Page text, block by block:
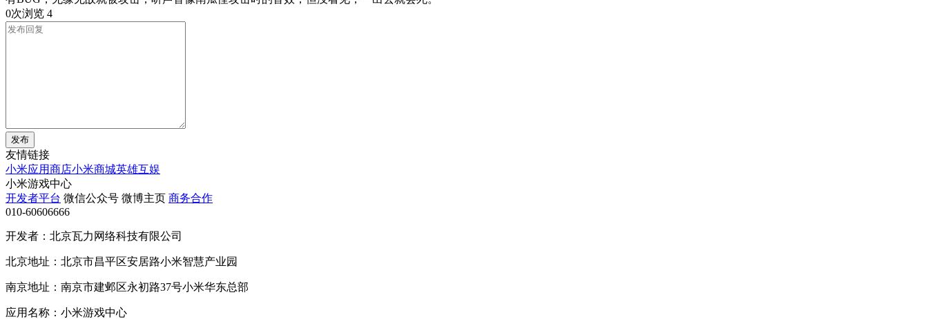
0次浏览 4
发布
友情链接
小米应用商店小米商城英雄互娱
小米游戏中心
开发者平台 微信公众号 微博主页 商务合作
010-60606666
开发者：北京瓦力网络科技有限公司
北京地址：北京市昌平区安居路小米智慧产业园
南京地址：南京市建邺区永初路37号小米华东总部
应用名称：小米游戏中心